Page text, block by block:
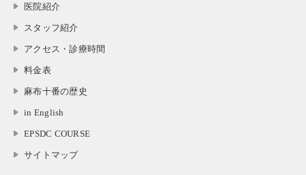
医院紹介
スタッフ紹介
アクセス・診療時間
料金表
麻布十番の歴史
in English
EPSDC COURSE
サイトマップ